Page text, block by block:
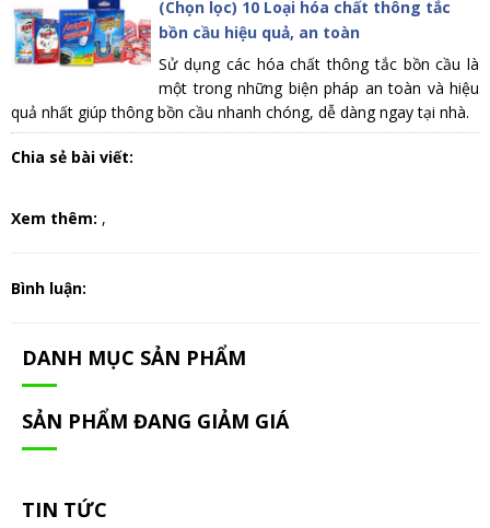
(Chọn lọc) 10 Loại hóa chất thông tắc
bồn cầu hiệu quả, an toàn
Sử dụng các hóa chất thông tắc bồn cầu là
một trong những biện pháp an toàn và hiệu
quả nhất giúp thông bồn cầu nhanh chóng, dễ dàng ngay tại nhà.
Chia sẻ bài viết:
Xem thêm: ,
Bình luận:
DANH MỤC SẢN PHẨM
SẢN PHẨM ĐANG GIẢM GIÁ
TIN TỨC